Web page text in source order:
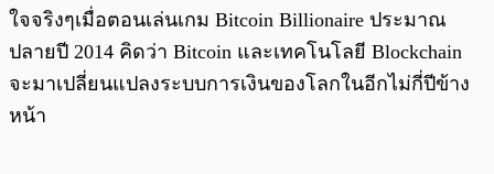
ใจจริงๆเมื่อตอนเล่นเกม Bitcoin Billionaire ประมาณ
ปลายปี 2014 คิดว่า Bitcoin และเทคโนโลยี Blockchain
จะมาเปลี่ยนแปลงระบบการเงินของโลกในอีกไม่กี่ปีข้าง
หน้า